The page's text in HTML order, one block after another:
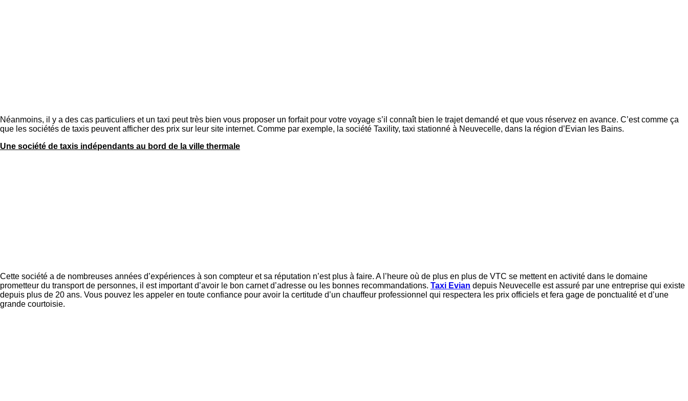
Néanmoins, il y a des cas particuliers et un taxi peut très bien vous proposer un forfait pour votre voyage s’il connaît bien le trajet demandé et que vous réservez en avance. C’est comme ça
que les sociétés de taxis peuvent afficher des prix sur leur site internet. Comme par exemple, la société Taxility, taxi stationné à Neuvecelle, dans la région d’Evian les Bains.
Une société de taxis indépendants au bord de la ville thermale
Cette société a de nombreuses années d’expériences à son compteur et sa réputation n’est plus à faire. A l’heure où de plus en plus de VTC se mettent en activité dans le domaine
prometteur du transport de personnes, il est important d’avoir le bon carnet d’adresse ou les bonnes recommandations. Taxi Evian depuis Neuvecelle est assuré par une entreprise qui existe
depuis plus de 20 ans. Vous pouvez les appeler en toute confiance pour avoir la certitude d’un chauffeur professionnel qui respectera les prix officiels et fera gage de ponctualité et d’une
grande courtoisie.